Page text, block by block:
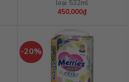
loại 532ml
450,000₫
-20%